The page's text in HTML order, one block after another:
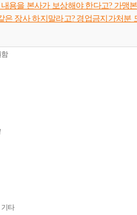
용을 본사가 보상해야 한다고? 가맹
은 장사 하지말라고? 경업금지가처분
함
기타